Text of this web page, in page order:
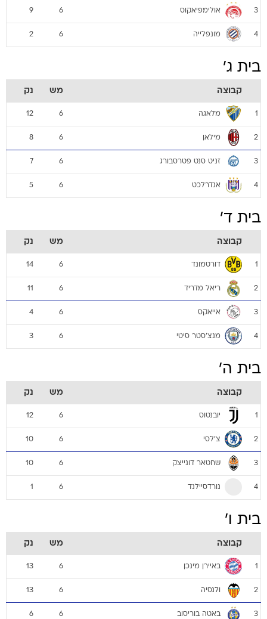
3 אולימפיאקוס 6
9
4 מונפלייה 6
2
בית ג'
קבוצה מש נק
1 מלאגה 6
12
2 מילאן 6
8
3 זניט סנט פטרסבורג 6
7
4 אנדרלכט 6
5
בית ד'
קבוצה מש נק
1 דורטמונד 6
14
2 ריאל מדריד 6
11
3 אייאקס 6
4
4 מנצ'סטר סיטי 6
3
בית ה'
קבוצה מש נק
1 יובנטוס 6
12
2 צ'לסי 6
10
3 שחטאר דונייצק 6
10
4 נורדסיילנד 6
1
בית ו'
קבוצה מש נק
1 באיירן מינכן 6
13
2 ולנסיה 6
13
3 באטה בוריסוב 6
6